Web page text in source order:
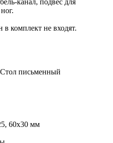
комплект не входят.
письменный
60х30 мм